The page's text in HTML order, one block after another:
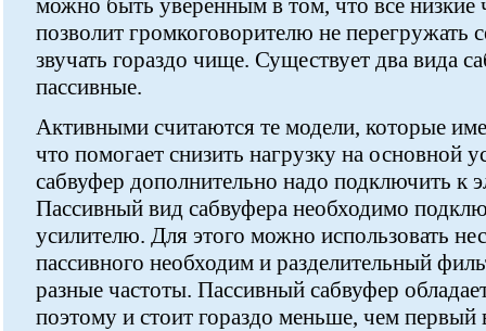
можно быть уверенным в том, что все низкие
позволит громкоговорителю не перегружать
звучать гораздо чище. Существует два вида
пассивные.
Активными считаются те модели, которые
что помогает снизить нагрузку на основной
сабвуфер дополнительно надо подключить к
Пассивный вид сабвуфера необходимо
усилителю. Для этого можно использовать
пассивного необходим и разделительный
разные частоты. Пассивный сабвуфер
поэтому и стоит гораздо меньше, чем первый